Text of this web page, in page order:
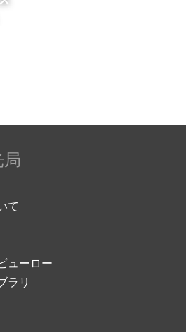
て
ューロー
ラリ